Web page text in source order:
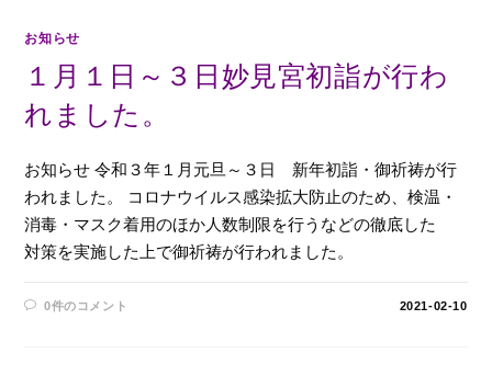
お知らせ
１月１日～３日妙見宮初詣が行わ
れました。
お知らせ 令和３年１月元旦～３日 新年初詣・御祈祷が行
われました。 コロナウイルス感染拡大防止のため、検温・
消毒・マスク着用のほか人数制限を行うなどの徹底した
対策を実施した上で御祈祷が行われました。
0件のコメント 2021-02-10